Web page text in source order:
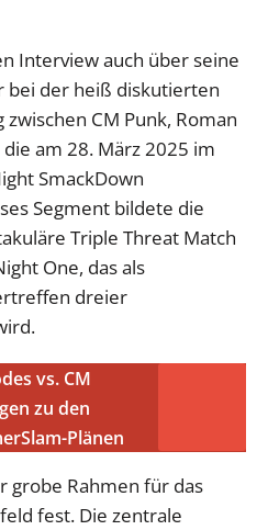
Interview auch über seine
bei der heiß diskutierten
CM Punk, Roman
am 28. März 2025 im
SmackDown
Segment bildete die
Triple Threat Match
One, das als
dreier
vs. CM
zu den
Plänen
grobe Rahmen für das
fest. Die zentrale